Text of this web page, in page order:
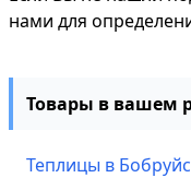
нами для
Товары в вашем
Теплицы в